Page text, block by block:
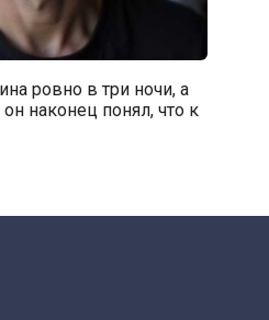
ровно в три ночи, а
наконец понял, что к